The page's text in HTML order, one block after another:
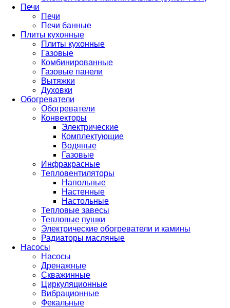
Печи
Печи
Печи банные
Плиты кухонные
Плиты кухонные
Газовые
Комбинированные
Газовые панели
Вытяжки
Духовки
Обогреватели
Обогреватели
Конвекторы
Электрические
Комплектующие
Водяные
Газовые
Инфракрасные
Тепловентиляторы
Напольные
Настенные
Настольные
Тепловые завесы
Тепловые пушки
Электрические обогреватели и камины
Радиаторы масляные
Насосы
Насосы
Дренажные
Скважинные
Циркуляционные
Вибрационные
Фекальные